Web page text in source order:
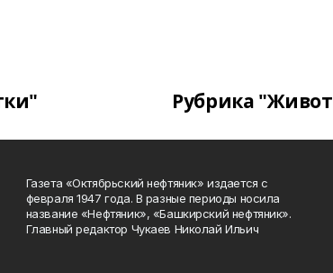
Рубрика
Газета «Октябрьский нефтяник» издается с
февраля 1947 года. В разные периоды носила
название «Нефтяник», «Башкирский нефтяник».
Главный редактор Чукаев Николай Ильич